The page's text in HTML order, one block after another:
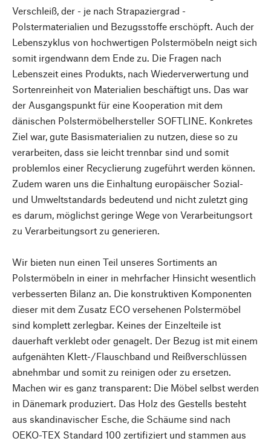
Verschleiß, der - je nach Strapaziergrad -
Polstermaterialien und Bezugsstoffe erschöpft. Auch der
Lebenszyklus von hochwertigen Polstermöbeln neigt sich
somit irgendwann dem Ende zu. Die Fragen nach
Lebenszeit eines Produkts, nach Wiederverwertung und
Sortenreinheit von Materialien beschäftigt uns. Das war
der Ausgangspunkt für eine Kooperation mit dem
dänischen Polstermöbelhersteller SOFTLINE. Konkretes
Ziel war, gute Basismaterialien zu nutzen, diese so zu
verarbeiten, dass sie leicht trennbar sind und somit
problemlos einer Recyclierung zugeführt werden können.
Zudem waren uns die Einhaltung europäischer Sozial-
und Umweltstandards bedeutend und nicht zuletzt ging
es darum, möglichst geringe Wege von Verarbeitungsort
zu Verarbeitungsort zu generieren.
Wir bieten nun einen Teil unseres Sortiments an
Polstermöbeln in einer in mehrfacher Hinsicht wesentlich
verbesserten Bilanz an. Die konstruktiven Komponenten
dieser mit dem Zusatz ECO versehenen Polstermöbel
sind komplett zerlegbar. Keines der Einzelteile ist
dauerhaft verklebt oder genagelt. Der Bezug ist mit einem
aufgenähten Klett-/Flauschband und Reißverschlüssen
abnehmbar und somit zu reinigen oder zu ersetzen.
Machen wir es ganz transparent: Die Möbel selbst werden
in Dänemark produziert. Das Holz des Gestells besteht
aus skandinavischer Esche, die Schäume sind nach
OEKO-TEX Standard 100 zertifiziert und stammen aus